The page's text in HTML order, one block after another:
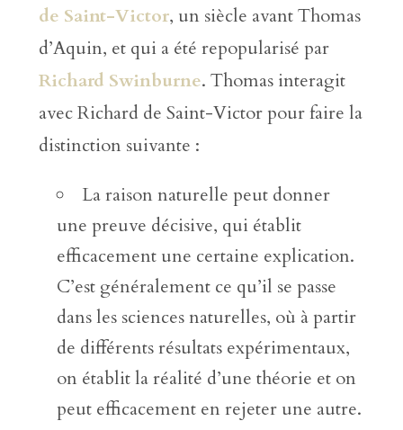
de Saint-Victor, un siècle avant Thomas
d’Aquin, et qui a été repopularisé par
Richard Swinburne. Thomas interagit
avec Richard de Saint-Victor pour faire la
distinction suivante :
La raison naturelle peut donner
une preuve décisive, qui établit
efficacement une certaine explication.
C’est généralement ce qu’il se passe
dans les sciences naturelles, où à partir
de différents résultats expérimentaux,
on établit la réalité d’une théorie et on
peut efficacement en rejeter une autre.